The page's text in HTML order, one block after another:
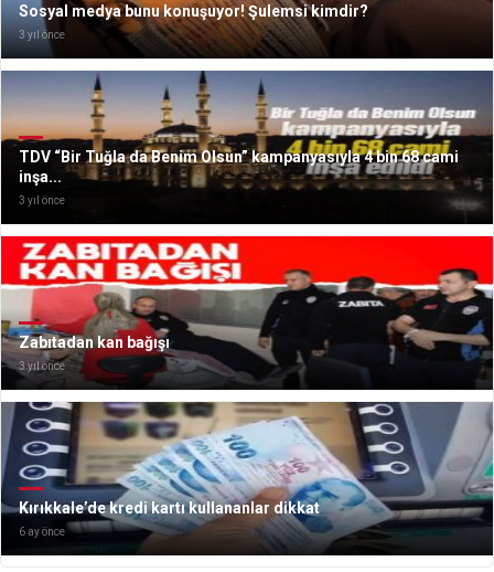
Sosyal medya bunu konuşuyor! Şulemsi kimdir?
3 yıl önce
TDV “Bir Tuğla da Benim Olsun” kampanyasıyla 4 bin 68 cami
inşa...
3 yıl önce
Zabıtadan kan bağışı
3 yıl önce
Kırıkkale’de kredi kartı kullananlar dikkat
6 ay önce